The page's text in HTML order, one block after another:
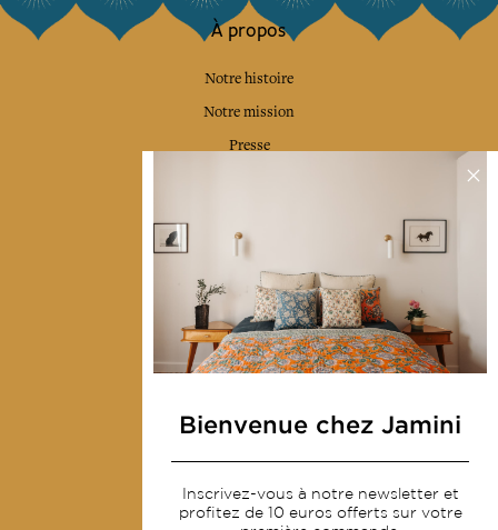
À propos
Notre histoire
Notre mission
Presse
Collections
Déco & Linge de maison
Linge de table
Sacs & pochettes
Services
Livraison & retour
Bienvenue chez Jamini
Inscrivez-vous à notre newsletter et
profitez de 10 euros offerts sur votre